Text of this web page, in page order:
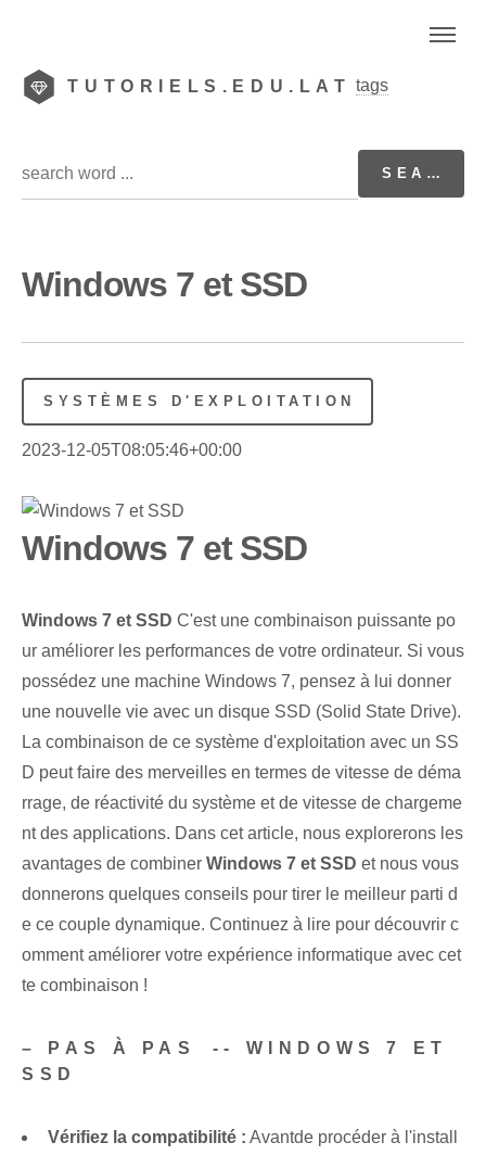
TUTORIELS.EDU.LAT tags
Windows 7 et SSD
SYSTÈMES D'EXPLOITATION
2023-12-05T08:05:46+00:00
Windows 7 et SSD
Windows⁤ 7 et ‌SSD C'est une combinaison puissante po
ur améliorer les performances de votre ordinateur. Si vous
possédez une machine Windows 7, pensez à lui donner
une nouvelle vie avec un disque SSD (Solid State Drive).
La combinaison de ce système d'exploitation avec un SS
D peut faire des merveilles en termes de vitesse de déma
rrage, de réactivité du système et de vitesse de chargeme
nt des applications. Dans cet article, nous explorerons les
avantages de combiner Windows‌ 7 et SSD et nous vous
donnerons quelques conseils pour tirer le meilleur parti d
e ce couple dynamique. Continuez à lire pour découvrir c
omment améliorer votre expérience informatique avec cet
te combinaison !
– PAS À PAS⁣ -- WINDOWS 7 ET
SSD
Vérifiez la compatibilité : ⁢Avant⁢de procéder ⁣à l'install